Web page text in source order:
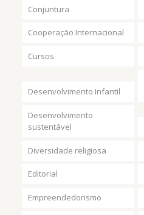
Conjuntura
Cooperação Internacional
Cursos
Desenvolvimento Infantil
Desenvolvimento
sustentável
Diversidade religiosa
Editorial
Empreendedorismo